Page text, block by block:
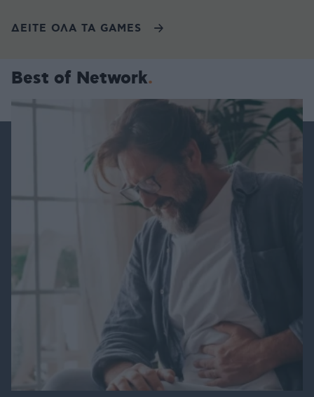
ΔΕΙΤΕ ΟΛΑ ΤΑ GAMES
Best of Network